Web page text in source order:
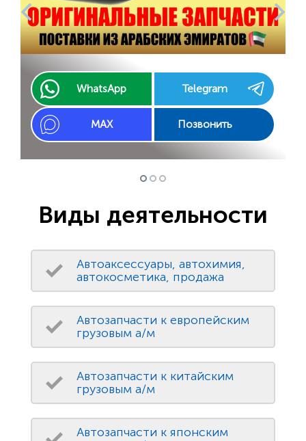
WhatsApp Telegram
MAX Позвонить
Виды деятельности
Автоаксессуары, автохимия,
автокосметика, продажа
Автозапчасти к европейским
грузовым а/м
Автозапчасти к китайским
грузовым а/м
Автозапчасти к японским